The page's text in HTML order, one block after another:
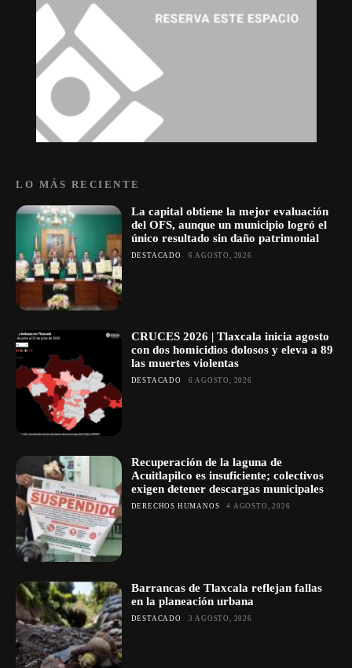
LO MÁS RECIENTE
La capital obtiene la mejor evaluación
del OFS, aunque un municipio logró el
único resultado sin daño patrimonial
DESTACADO 6 AGOSTO, 2026
CRUCES 2026 | Tlaxcala inicia agosto
con dos homicidios dolosos y eleva a 89
las muertes violentas
DESTACADO 6 AGOSTO, 2026
Recuperación de la laguna de
Acuitlapilco es insuficiente; colectivos
exigen detener descargas municipales
DERECHOS HUMANOS 4 AGOSTO, 2026
Barrancas de Tlaxcala reflejan fallas
en la planeación urbana
DESTACADO 3 AGOSTO, 2026